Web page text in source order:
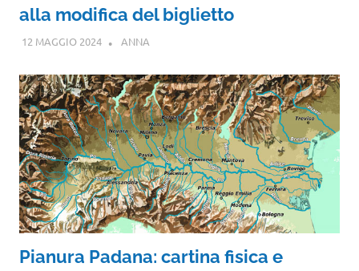
alla modifica del biglietto
12 MAGGIO 2024 ANNA
Pianura Padana: cartina fisica e